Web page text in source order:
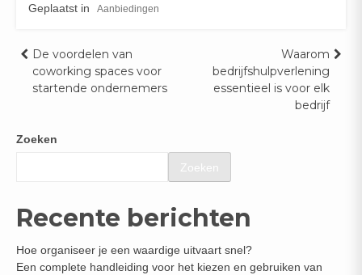
Geplaatst in Aanbiedingen
Bericht
navigatie
De voordelen van
coworking spaces voor
startende ondernemers
Waarom
bedrijfshulpverlening
essentieel is voor elk
bedrijf
Zoeken
Zoeken
Recente berichten
Hoe organiseer je een waardige uitvaart snel?
Een complete handleiding voor het kiezen en gebruiken van